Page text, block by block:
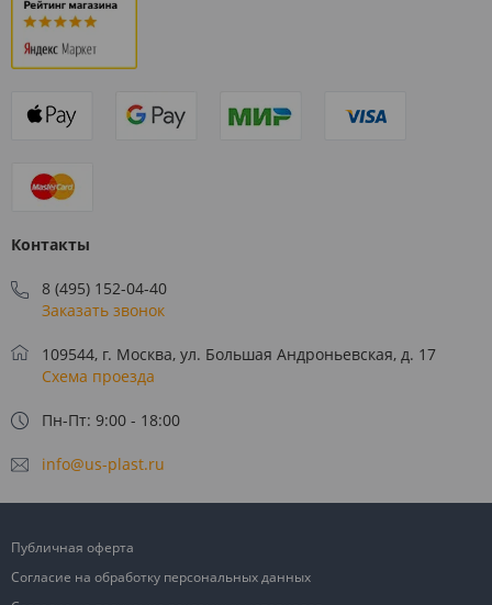
Контакты
8 (495) 152-04-40
Заказать звонок
109544, г. Москва, ул. Большая Андроньевская, д. 17
Схема проезда
Пн-Пт: 9:00 - 18:00
info@us-plast.ru
Публичная оферта
Согласие на обработку персональных данных